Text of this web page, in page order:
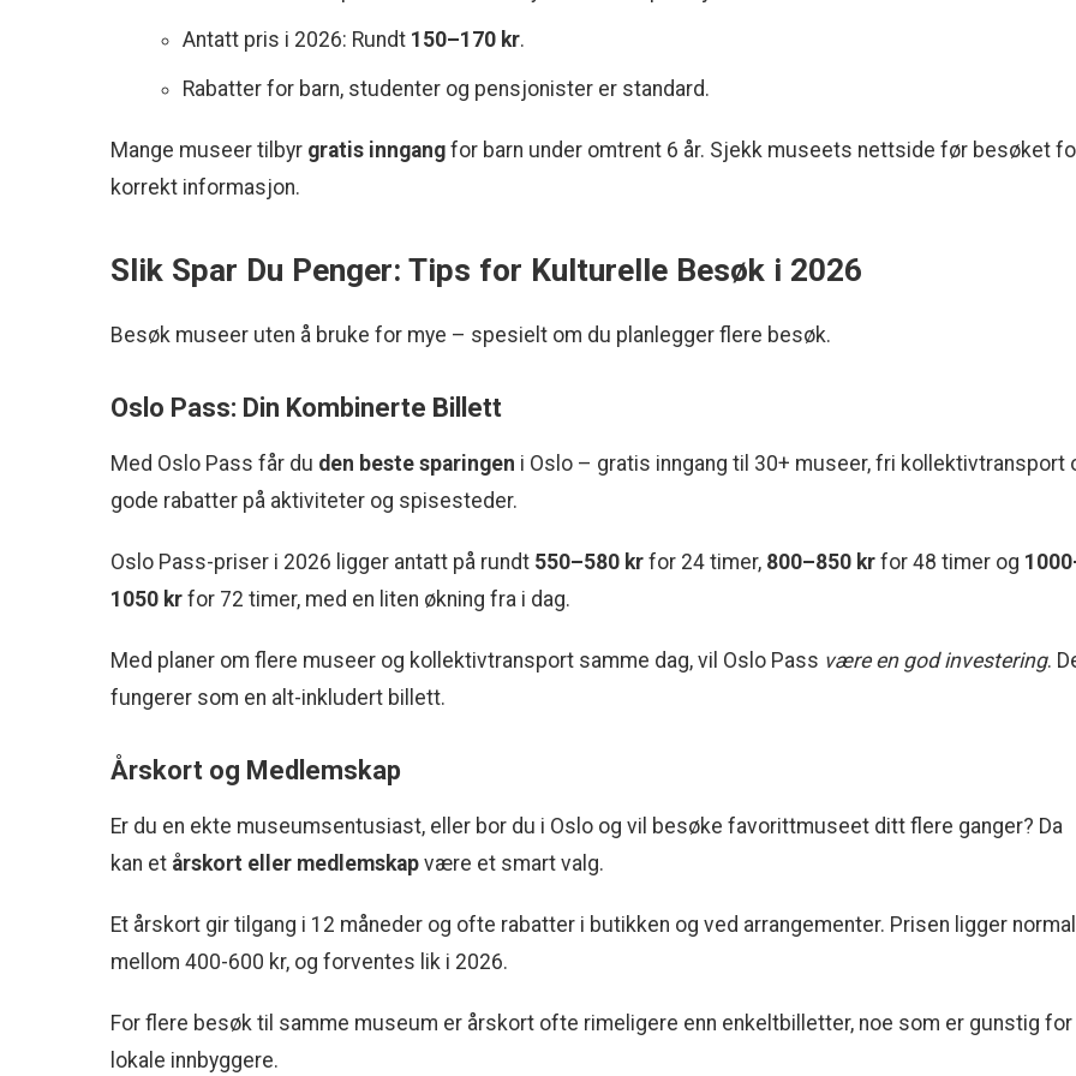
Antatt pris i 2026: Rundt 150–170 kr.
Rabatter for barn, studenter og pensjonister er standard.
Mange museer tilbyr gratis inngang for barn under omtrent 6 år. Sjekk museets nettside før besøket
korrekt informasjon.
Slik Spar Du Penger: Tips for Kulturelle Besøk i 2026
Besøk museer uten å bruke for mye – spesielt om du planlegger flere besøk.
Oslo Pass: Din Kombinerte Billett
Med Oslo Pass får du den beste sparingen i Oslo – gratis inngang til 30+ museer, fri kollektivtransport
gode rabatter på aktiviteter og spisesteder.
Oslo Pass-priser i 2026 ligger antatt på rundt 550–580 kr for 24 timer, 800–850 kr for 48 timer og
1050 kr for 72 timer, med en liten økning fra i dag.
Med planer om flere museer og kollektivtransport samme dag, vil Oslo Pass være en god investering.
fungerer som en alt-inkludert billett.
Årskort og Medlemskap
Er du en ekte museumsentusiast, eller bor du i Oslo og vil besøke favorittmuseet ditt flere ganger? Da
kan et årskort eller medlemskap være et smart valg.
Et årskort gir tilgang i 12 måneder og ofte rabatter i butikken og ved arrangementer. Prisen ligger
mellom 400-600 kr, og forventes lik i 2026.
For flere besøk til samme museum er årskort ofte rimeligere enn enkeltbilletter, noe som er gunstig for
lokale innbyggere.